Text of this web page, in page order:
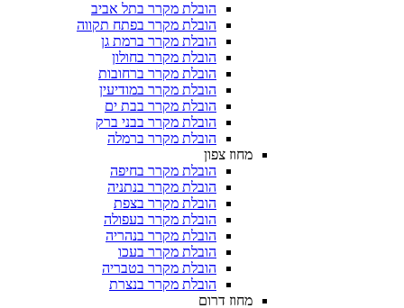
הובלת מקרר בתל אביב
הובלת מקרר בפתח תקווה
הובלת מקרר ברמת גן
הובלת מקרר בחולון
הובלת מקרר ברחובות
הובלת מקרר במודיעין
הובלת מקרר בבת ים
הובלת מקרר בבני ברק
הובלת מקרר ברמלה
הובלת מקרר בחיפה
הובלת מקרר בנתניה
הובלת מקרר בצפת
הובלת מקרר בעפולה
הובלת מקרר בנהריה
הובלת מקרר בעכו
הובלת מקרר בטבריה
הובלת מקרר בנצרת